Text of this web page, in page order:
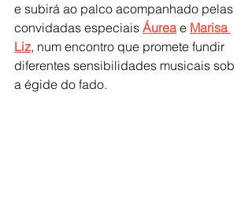
e subirá ao palco acompanhado pelas
convidadas especiais Áurea e Marisa
Liz, num encontro que promete fundir
diferentes sensibilidades musicais sob
a égide do fado.